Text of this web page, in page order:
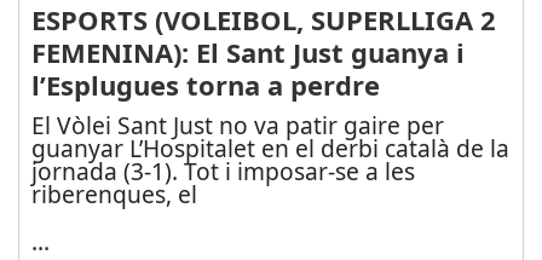
ESPORTS (VOLEIBOL, SUPERLLIGA 2
FEMENINA): El Sant Just guanya i
l’Esplugues torna a perdre
El Vòlei Sant Just no va patir gaire per
guanyar L’Hospitalet en el derbi català de la
jornada (3-1). Tot i imposar-se a les
riberenques, el
...